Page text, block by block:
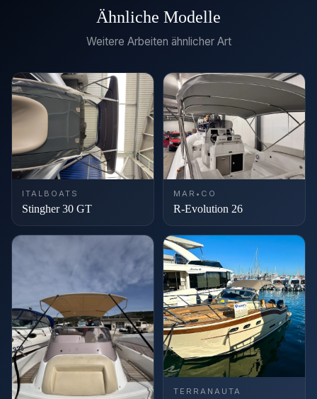
Ähnliche Modelle
Weitere Arbeiten ähnlicher Art
ITALBOATS
Stingher 30 GT
MAR•CO
R-Evolution 26
TERRANAUTA